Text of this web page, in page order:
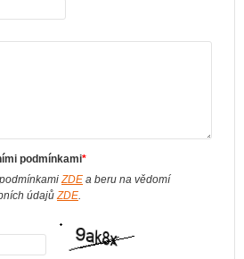
podmínkami*
ZDE a beru na vědomí
údajůZDE.